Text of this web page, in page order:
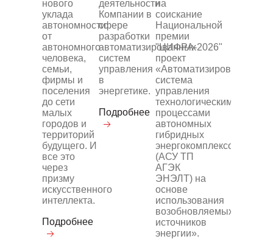
нового
уклада
автономности:
от
автономного
человека,
семьи,
фирмы и
поселения
до сети
малых
городов и
территорий
будущего. И
все это
через
призму
искусственного
интеллекта.
Подробнее
деятельности
Компании в
сфере
разработки
автоматизированных
систем
управления
в
энергетике.
Подробнее
на
соискание
Национальной
премии
"ЦИФРА-2026"
проект
«Автоматизированная
система
управления
технологическими
процессами
автономных
гибридных
энергокомплексов
(АСУ ТП
АГЭК
ЭНЭЛТ) на
основе
использования
возобновляемых
источников
энергии».